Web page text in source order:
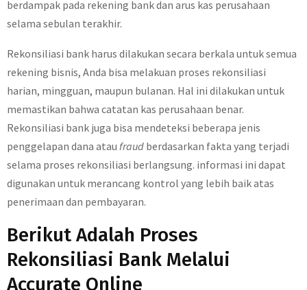
berdampak pada rekening bank dan arus kas perusahaan
selama sebulan terakhir.
Rekonsiliasi bank harus dilakukan secara berkala untuk semua
rekening bisnis, Anda bisa melakuan proses rekonsiliasi
harian, mingguan, maupun bulanan. Hal ini dilakukan untuk
memastikan bahwa catatan kas perusahaan benar.
Rekonsiliasi bank juga bisa mendeteksi beberapa jenis
penggelapan dana atau fraud berdasarkan fakta yang terjadi
selama proses rekonsiliasi berlangsung. informasi ini dapat
digunakan untuk merancang kontrol yang lebih baik atas
penerimaan dan pembayaran.
Berikut Adalah Proses
Rekonsiliasi Bank Melalui
Accurate Online